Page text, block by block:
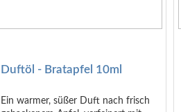
Duftöl - Bratapfel 10ml
Ein warmer, süßer Duft nach frisch